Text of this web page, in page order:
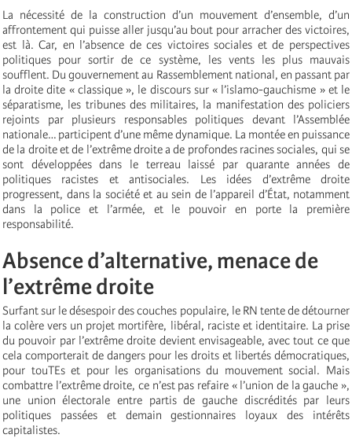
La nécessité de la construction d’un mouvement d’ensemble, d’un
affrontement qui puisse aller jusqu’au bout pour arracher des victoires,
est là. Car, en l’absence de ces victoires sociales et de perspectives
politiques pour sortir de ce système, les vents les plus mauvais
soufflent. Du gouvernement au Rassemblement national, en passant par
la droite dite « classique », le discours sur « l’islamo-gauchisme » et le
séparatisme, les tribunes des militaires, la manifestation des policiers
rejoints par plusieurs responsables politiques devant l’Assemblée
nationale… participent d’une même dynamique. La montée en puissance
de la droite et de l’extrême droite a de profondes racines sociales, qui se
sont développées dans le terreau laissé par quarante années de
politiques racistes et antisociales. Les idées d’extrême droite
progressent, dans la société et au sein de l’appareil d’État, notamment
dans la police et l’armée, et le pouvoir en porte la première
responsabilité.
Absence d’alternative, menace de
l’extrême droite
Surfant sur le désespoir des couches populaire, le RN tente de détourner
la colère vers un projet mortifère, libéral, raciste et identitaire. La prise
du pouvoir par l’extrême droite devient envisageable, avec tout ce que
cela comporterait de dangers pour les droits et libertés démocratiques,
pour touTEs et pour les organisations du mouvement social. Mais
combattre l’extrême droite, ce n’est pas refaire « l’union de la gauche »,
une union électorale entre partis de gauche discrédités par leurs
politiques passées et demain gestionnaires loyaux des intérêts
capitalistes.